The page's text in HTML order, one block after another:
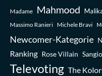
Madame Mahmood
Massimo Ranieri Michele Bravi
Newcomer-Kategorie
Ranking Rose Villain
Televoting The